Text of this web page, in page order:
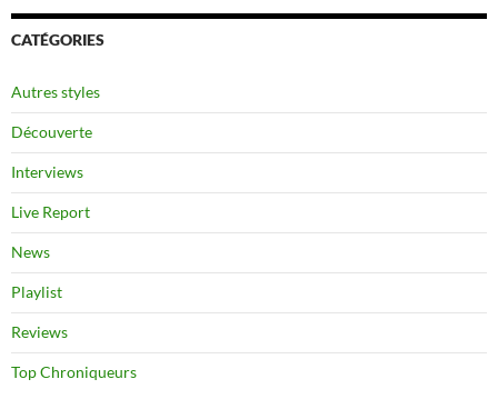
CATÉGORIES
Autres styles
Découverte
Interviews
Live Report
News
Playlist
Reviews
Top Chroniqueurs